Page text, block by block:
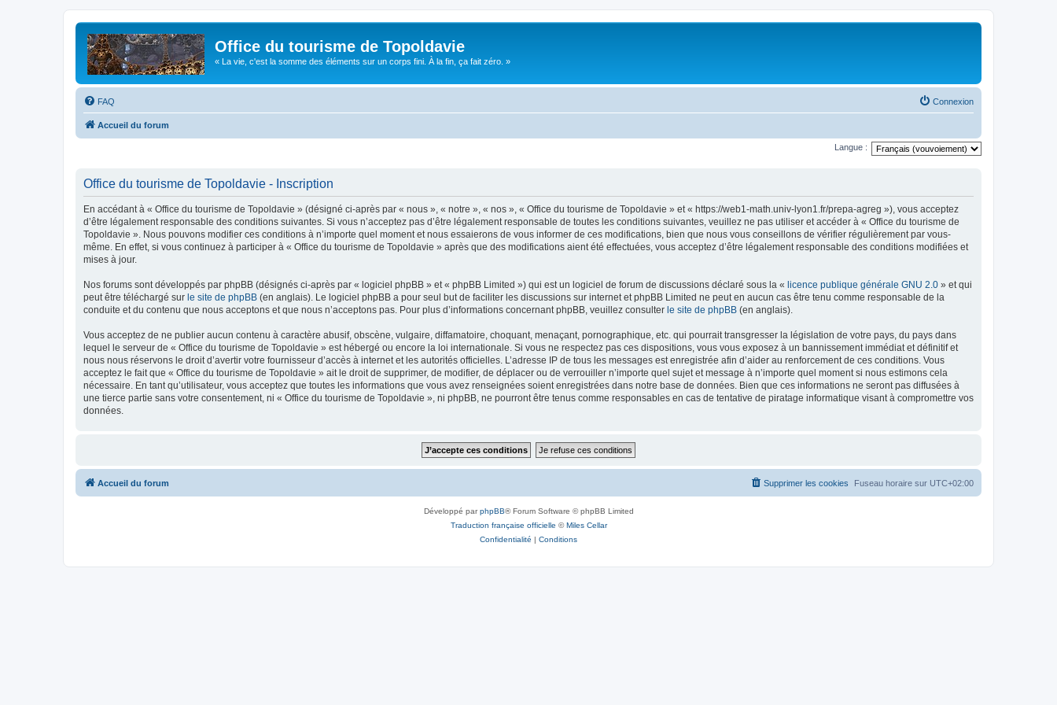
Office du tourisme de Topoldavie
« La vie, c'est la somme des éléments sur un corps fini. À la fin, ça fait zéro. »
FAQ Connexion
Accueil du forum
Langue :
Office du tourisme de Topoldavie - Inscription
En accédant à « Office du tourisme de Topoldavie » (désigné ci-après par « nous », « notre », « nos », « Office du tourisme de Topoldavie » et « https://web1-math.univ-lyon1.fr/prepa-agreg »), vous acceptez
d’être légalement responsable des conditions suivantes. Si vous n’acceptez pas d’être légalement responsable de toutes les conditions suivantes, veuillez ne pas utiliser et accéder à « Office du tourisme de
Topoldavie ». Nous pouvons modifier ces conditions à n’importe quel moment et nous essaierons de vous informer de ces modifications, bien que nous vous conseillons de vérifier régulièrement par vous-
même. En effet, si vous continuez à participer à « Office du tourisme de Topoldavie » après que des modifications aient été effectuées, vous acceptez d’être légalement responsable des conditions modifiées et
mises à jour.
Nos forums sont développés par phpBB (désignés ci-après par « logiciel phpBB » et « phpBB Limited ») qui est un logiciel de forum de discussions déclaré sous la « licence publique générale GNU 2.0 » et qui
peut être téléchargé sur le site de phpBB (en anglais). Le logiciel phpBB a pour seul but de faciliter les discussions sur internet et phpBB Limited ne peut en aucun cas être tenu comme responsable de la
conduite et du contenu que nous acceptons et que nous n’acceptons pas. Pour plus d’informations concernant phpBB, veuillez consulter le site de phpBB (en anglais).
Vous acceptez de ne publier aucun contenu à caractère abusif, obscène, vulgaire, diffamatoire, choquant, menaçant, pornographique, etc. qui pourrait transgresser la législation de votre pays, du pays dans
lequel le serveur de « Office du tourisme de Topoldavie » est hébergé ou encore la loi internationale. Si vous ne respectez pas ces dispositions, vous vous exposez à un bannissement immédiat et définitif et
nous nous réservons le droit d’avertir votre fournisseur d’accès à internet et les autorités officielles. L’adresse IP de tous les messages est enregistrée afin d’aider au renforcement de ces conditions. Vous
acceptez le fait que « Office du tourisme de Topoldavie » ait le droit de supprimer, de modifier, de déplacer ou de verrouiller n’importe quel sujet et message à n’importe quel moment si nous estimons cela
nécessaire. En tant qu’utilisateur, vous acceptez que toutes les informations que vous avez renseignées soient enregistrées dans notre base de données. Bien que ces informations ne seront pas diffusées à
une tierce partie sans votre consentement, ni « Office du tourisme de Topoldavie », ni phpBB, ne pourront être tenus comme responsables en cas de tentative de piratage informatique visant à compromettre vos
données.
Accueil du forum Fuseau horaire sur UTC+02:00
Supprimer les cookies
Développé parphpBB® Forum Software © phpBB Limited
Traduction française officielle ©Miles Cellar
Confidentialité | Conditions